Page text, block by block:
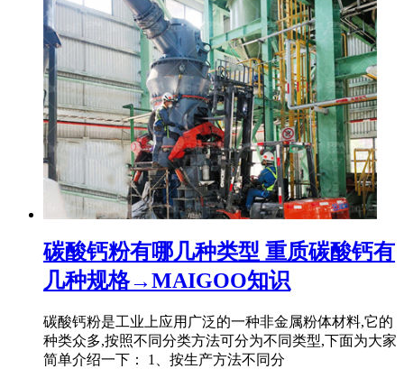
碳酸钙粉有哪几种类型 重质碳酸钙有
几种规格→MAIGOO知识
碳酸钙粉是工业上应用广泛的一种非金属粉体材料,它的
种类众多,按照不同分类方法可分为不同类型,下面为大家
简单介绍一下： 1、按生产方法不同分